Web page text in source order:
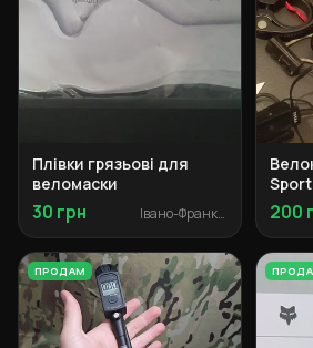
Плівки грязьові для
веломаски
30 грн Івано-Франківськ
Sport
+
200
ПРОДАМ